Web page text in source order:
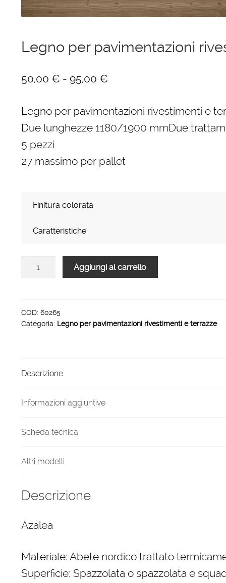
Ponteggi
Cerniere freni per porte
Articoli per la casa
Legno per pavimentazioni
50,00 € - 95,00 €Fascia
prezzo:
da
a
Legno per pavimentazioni rivestimenti e
Due lunghezze 1180/1900 mmDue
5 pezzi
27 massimo per pallet
Finitura colorata
Caratteristiche
e
terrazze
Aggiungi al carrello
COD: 60265
Categoria: Legno per pavimentazioni rivestimenti e terrazze
Descrizione
Informazioni aggiuntive
Scheda tecnica
Altri modelli
Descrizione
Azalea
Materiale: Abete nordico trattato
Superficie: Spazzolata o spazzolata e